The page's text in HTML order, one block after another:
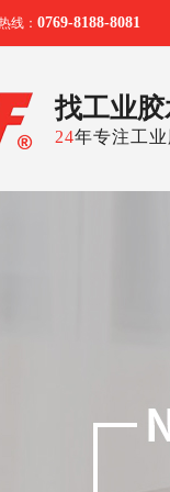
线： 0769-8188-8081
找工业
24年专注工